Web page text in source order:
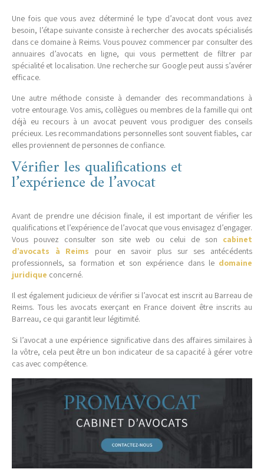
Une fois que vous avez déterminé le type d’avocat dont vous avez
besoin, l’étape suivante consiste à rechercher des avocats spécialisés
dans ce domaine à Reims. Vous pouvez commencer par consulter des
annuaires d’avocats en ligne, qui vous permettent de filtrer par
spécialité et localisation. Une recherche sur Google peut aussi s’avérer
efficace.
Une autre méthode consiste à demander des recommandations à
votre entourage. Vos amis, collègues ou membres de la famille qui ont
déjà eu recours à un avocat peuvent vous prodiguer des conseils
précieux. Les recommandations personnelles sont souvent fiables, car
elles proviennent de personnes de confiance.
Vérifier les qualifications et
l’expérience de l’avocat
Avant de prendre une décision finale, il est important de vérifier les
qualifications et l’expérience de l’avocat que vous envisagez d’engager.
Vous pouvez consulter son site web ou celui de son cabinet
d’avocats à Reims pour en savoir plus sur ses antécédents
professionnels, sa formation et son expérience dans le domaine
juridique concerné.
Il est également judicieux de vérifier si l’avocat est inscrit au Barreau de
Reims. Tous les avocats exerçant en France doivent être inscrits au
Barreau, ce qui garantit leur légitimité.
Si l’avocat a une expérience significative dans des affaires similaires à
la vôtre, cela peut être un bon indicateur de sa capacité à gérer votre
cas avec compétence.